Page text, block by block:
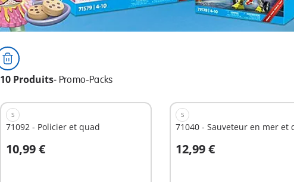
10 Produits- Promo-Packs
S
71092 - Policier et quad
10,99 €
Au panier
S
71040 - Sauveteur en mer et
12,99 €
Au panier